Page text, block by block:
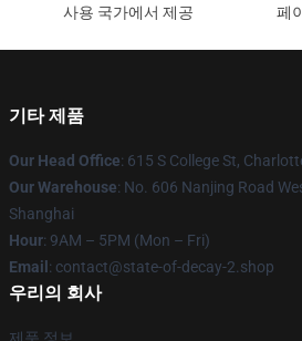
사용 국가에서 제공
페
기타 제품
Our Head Office: 615 S College St,
Our Warehouse: No. 606 Nanjing Road
Shanghai
Hour: 9AM – 5PM (Mon – Fri)
Email : contact@state-of-decay-2.shop
우리의 회사